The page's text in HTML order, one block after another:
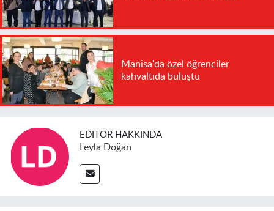
Manisa'da özel öğrenciler
kahvaltıda buluştu
EDITÖR HAKKINDA
Leyla Doğan